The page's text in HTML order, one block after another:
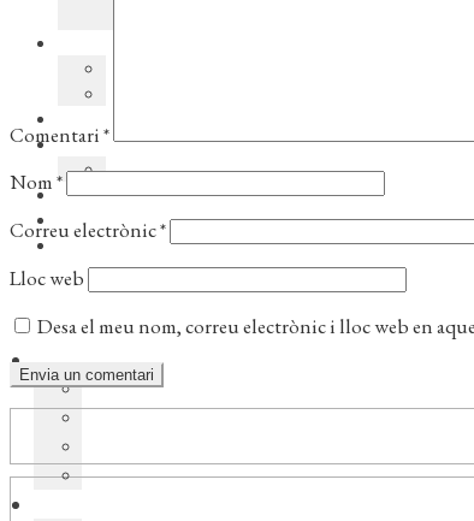
Comentari*
Nom*
Correu electrònic*
Lloc web
Desa el meu nom, correu electrònic i lloc web en